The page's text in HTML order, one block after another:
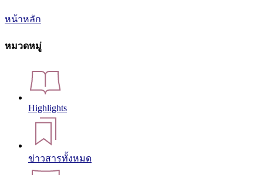
หน้าหลัก
หมวดหมู่
Highlights
ข่าวสารทั้งหมด